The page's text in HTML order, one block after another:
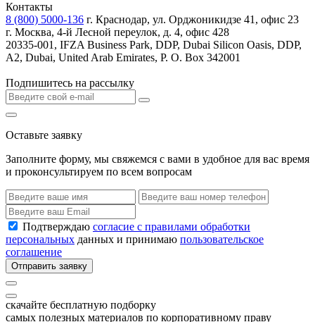
Контакты
8 (800) 5000-136 г. Краснодар, ул. Орджоникидзе 41, офис 23
г. Москва, 4-й Лесной переулок, д. 4, офис 428
20335-001, IFZA Business Park, DDP, Dubai Silicon Oasis, DDP,
A2, Dubai, United Arab Emirates, P. O. Box 342001
Подпишитесь на рассылку
Оставьте заявку
Заполните форму, мы свяжемся с вами в удобное для вас время
и проконсультируем по всем вопросам
Подтверждаю согласие с правилами обработки
персональных данных и принимаю пользовательское
соглашение
Отправить заявку
скачайте бесплатную подборку
самых полезных материалов по корпоративному праву